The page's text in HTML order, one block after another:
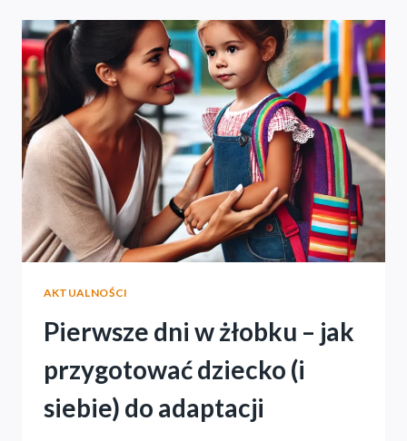
PREZENT
POD
CHOINKĘ?
AKTUALNOŚCI
Pierwsze dni w żłobku – jak
przygotować dziecko (i
siebie) do adaptacji